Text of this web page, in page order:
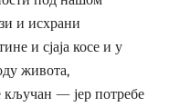
и исхрани
и сјаја косе и у
живота,
кључан — јер потребе